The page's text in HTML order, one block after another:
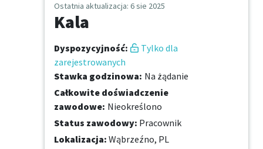
Ostatnia aktualizacja: 6 sie 2025
Kala
Dyspozycyjność:
Tylko dla
zarejestrowanych
Stawka godzinowa: Na żądanie
Całkowite doświadczenie
zawodowe: Nieokreślono
Status zawodowy: Pracownik
Lokalizacja: Wąbrzeźno, PL